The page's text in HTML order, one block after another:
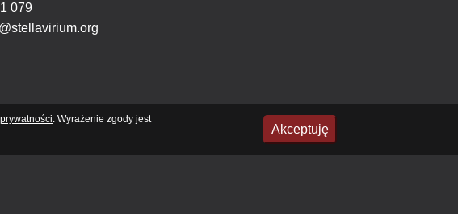
079
. Wyrażenie zgody jest
Akceptuję